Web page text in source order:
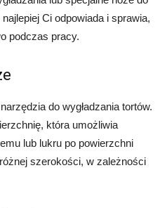
Ci odpowiada i sprawia,
podczas pracy.
do wygładzania tortów.
która umożliwia
lub lukru po powierzchni
szerokości, w zależności